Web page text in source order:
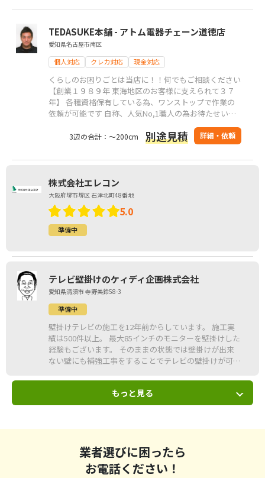
TEDASUKE本舗 - アトム電器チェーン道徳店
愛知県名古屋市南区
個人対応 クレカ対応 現金対応
くらしのお困りごとは当店に！！何でもご相談ください
【創業１９８９年 東海地区のお客様に支えられて３７
年】 各種資格保有している為、ワンストップで作業の
依頼が可能です 自称、人気No,1職人の為お待たせいた
3辺の合計：～200cm 別途見積 詳細・依頼
株式会社エレコン
大阪府堺市堺区 石津北町48番地
5.0
準備中
テレビ壁掛けのケィディ企画株式会社
愛知県清須市 寺野美鈴58-3
準備中
壁掛けテレビの施工を12年前からしています。 施工実
績は500件以上。 最大85インチのモニターを壁掛けした
経験もございます。 そのままの状態では壁掛けが出来
ない壁にも補強工事をすることでテレビの壁掛けが可能
す。 作業は基本的には2名で実施します。 損害賠償責任
保険に加入しておりますので、万が一の際もご安心下さ
い。
もっと見る
業者選びに困ったら
お電話ください！